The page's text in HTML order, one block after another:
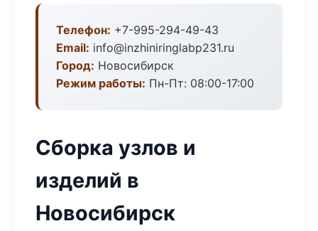
Телефон: +7-995-294-49-43
Email: info@inzhiniringlabp231.ru
Город: Новосибирск
Режим работы: Пн-Пт: 08:00-17:00
Сборка узлов и
изделий в
Новосибирск